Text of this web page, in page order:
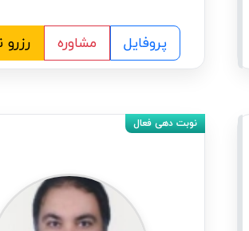
پروفایل مشاوره